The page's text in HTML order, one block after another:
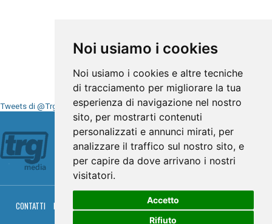
Noi usiamo i cookies
Noi usiamo i cookies e altre tecniche
di tracciamento per migliorare la tua
esperienza di navigazione nel nostro
sito, per mostrarti contenuti
personalizzati e annunci mirati, per
analizzare il traffico sul nostro sito, e
per capire da dove arrivano i nostri
visitatori.
Accetto
Rifiuto
Tweets di @TrgMedia
Seguici su
CONTATTI PRIVACY PALINSESTO DIRETTA TV
RGM HITRADIO